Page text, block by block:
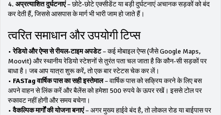
4. अप्रत्याशित दुर्घटनाएं– छोटे‑छोटे एक्सीडेंट या बड़ी दुर्घटनाएं अचानक सड़कों को बंद
कर देती हैं, जिससे आसपास के मार्ग भी भारी जाम हो जाते हैं।
त्वरित समाधान और उपयोगी टिप्स
•रेडियो और ऐप्स से रीयल‑टाइम अपडेट– कई मोबाइल ऐप्स (जैसे Google Maps,
Moovit) और स्थानीय रेडियो स्टेशनों से तुरंत पता चल जाता है कि कौन-सी सड़कों पर
बाधा है। जब आप यात्रा शुरू करें, तो एक बार स्टेटस चेक कर लें।
• FASTag वार्षिक पास का सही इस्तेमाल– वार्षिक पास को सक्रिय करने के लिए बस
अपने वाहन से लिंक करें और बैलेंस को हमेशा 500 रुपये के ऊपर रखें। इससे टोल पर
रुकावट नहीं होगी और समय बचेगा।
•वैकल्पिक मार्गों की योजना बनाएं– अगर मुख्य हाईवे बंद है, तो लोकल रोड या बाईपास पर